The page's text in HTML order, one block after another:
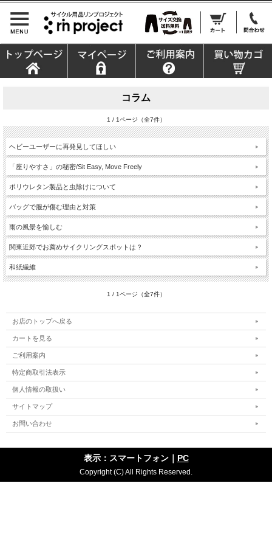
コラム
1 / 1ページ（全7件）
ヘビーユーザーに再発見してほしい
「座りやすさ」の秘密/Sit Easy, Move Freely
ポリウレタン製品と虫除けについて
バッグで服が傷む理由と対策
雨の風景を愉しむ
関東近郊でお薦めサイクリングスポットは？
和紙繊維
1 / 1ページ（全7件）
お店のトップへ戻る
カートを見る
ご利用案内
特定商取引法表示
個人情報の取扱い
サイトマップ
お問い合わせ
表示：スマートフォン｜ PC
Copyright (C) All Rights Reserved.